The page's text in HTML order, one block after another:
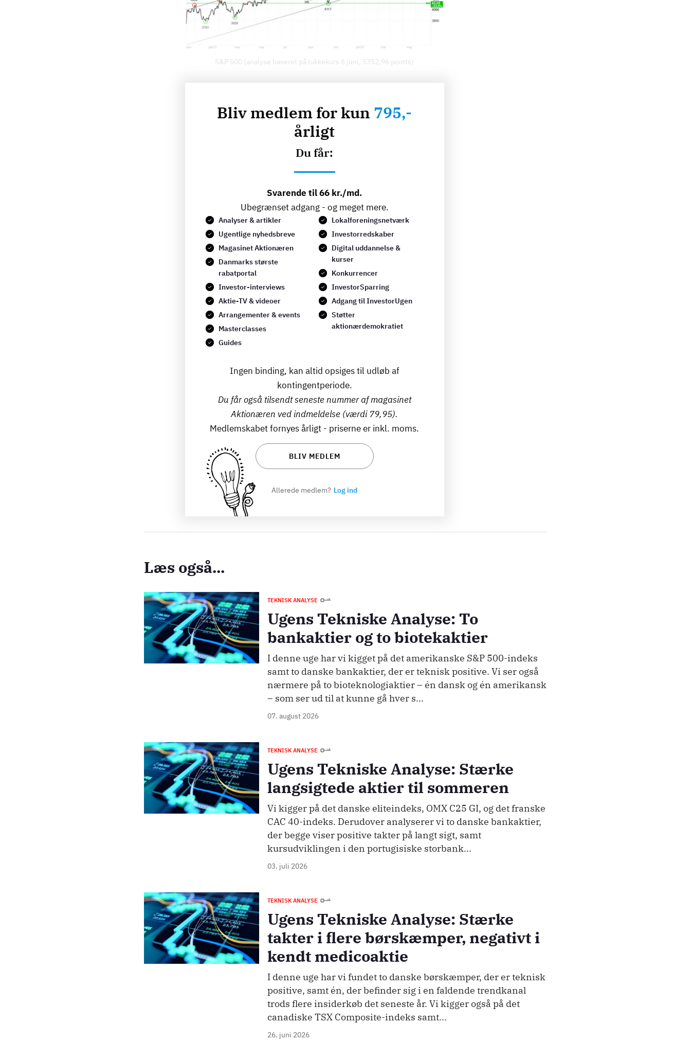
S&P 500 (analyse baseret på lukkekurs 6 juni, 5352,96 points)
Bliv medlem for kun 795,-
årligt
Du får:
Svarende til 66 kr./md.
Ubegrænset adgang - og meget mere.
Analyser & artikler
Ugentlige nyhedsbreve
Magasinet Aktionæren
Danmarks største
rabatportal
Investor-interviews
Aktie-TV & videoer
Arrangementer & events
Masterclasses
Guides
Lokalforeningsnetværk
Investorredskaber
Digital uddannelse &
kurser
Konkurrencer
InvestorSparring
Adgang til InvestorUgen
Støtter
aktionærdemokratiet
Ingen binding, kan altid opsiges til udløb af
kontingentperiode.
Du får også tilsendt seneste nummer af magasinet
Aktionæren ved indmeldelse (værdi 79,95).
Medlemskabet fornyes årligt - priserne er inkl. moms.
BLIV MEDLEM
Allerede medlem? Log ind
Læs også...
Billede TEKNISK ANALYSE
Ugens Tekniske Analyse: To
bankaktier og to biotekaktier
I denne uge har vi kigget på det amerikanske S&P 500-indeks
samt to danske bankaktier, der er teknisk positive. Vi ser også
nærmere på to bioteknologiaktier – én dansk og én amerikansk
– som ser ud til at kunne gå hver s...
07. august 2026
Billede TEKNISK ANALYSE
Ugens Tekniske Analyse: Stærke
langsigtede aktier til sommeren
Vi kigger på det danske eliteindeks, OMX C25 GI, og det franske
CAC 40-indeks. Derudover analyserer vi to danske bankaktier,
der begge viser positive takter på langt sigt, samt
kursudviklingen i den portugisiske storbank...
03. juli 2026
Billede TEKNISK ANALYSE
Ugens Tekniske Analyse: Stærke
takter i flere børskæmper, negativt i
kendt medicoaktie
I denne uge har vi fundet to danske børskæmper, der er teknisk
positive, samt én, der befinder sig i en faldende trendkanal
trods flere insiderkøb det seneste år. Vi kigger også på det
canadiske TSX Composite-indeks samt...
26. juni 2026